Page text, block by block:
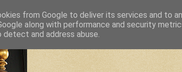
from Google to deliver its services and to
along with performance and security
and address abuse.